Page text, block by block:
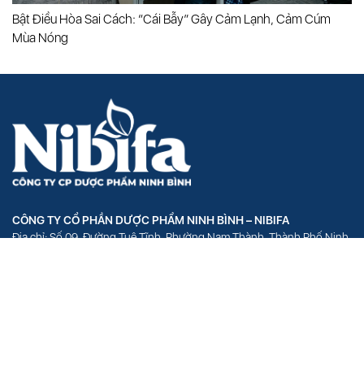
Bật Điều Hòa Sai Cách: “cái Bẫy” Gây Cảm Lạnh, Cảm Cúm
Mùa Nóng
CÔNG TY CỔ PHẦN DƯỢC PHẨM NINH BÌNH – NIBIFA
Địa chỉ: Số 09, Đường Tuệ Tĩnh, Phường Nam Thành, Thành Phố Ninh